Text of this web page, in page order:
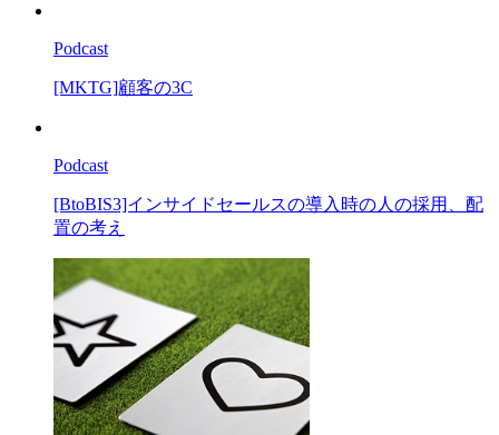
Podcast
[MKTG]顧客の3C
Podcast
[BtoBIS3]インサイドセールスの導入時の人の採用、配
置の考え